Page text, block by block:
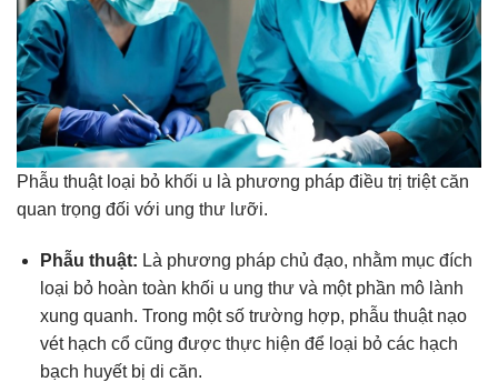
Phẫu thuật loại bỏ khối u là phương pháp điều trị triệt căn
quan trọng đối với ung thư lưỡi.
Phẫu thuật: Là phương pháp chủ đạo, nhằm mục đích
loại bỏ hoàn toàn khối u ung thư và một phần mô lành
xung quanh. Trong một số trường hợp, phẫu thuật nạo
vét hạch cổ cũng được thực hiện để loại bỏ các hạch
bạch huyết bị di căn.